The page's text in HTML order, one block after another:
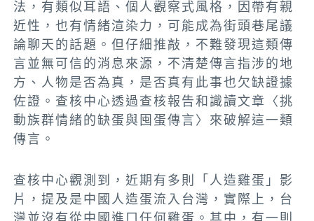
法，有類似耳語、個人觀察式風格，因帶有親
近性，也有情緒渲染力，可能成為街頭巷尾議
論聊天的話題。但仔細推敲，不難發現這類傳
言並無可信的消息來源，不清楚傳言指涉的地
方、人物是否為真，是否真有此事也欠缺證據
佐證。查核中心透過查核報告和識讀文章〈挑
動族群情緒的缺蛋與囤蛋傳言〉來破解這一類
傳言。
查核中心觀測到，近期有多則「人造雞蛋」影
片，提及是中國人造蛋流入台灣，實際上，台
灣並沒有從中國進口任何雞蛋。其中，有一則